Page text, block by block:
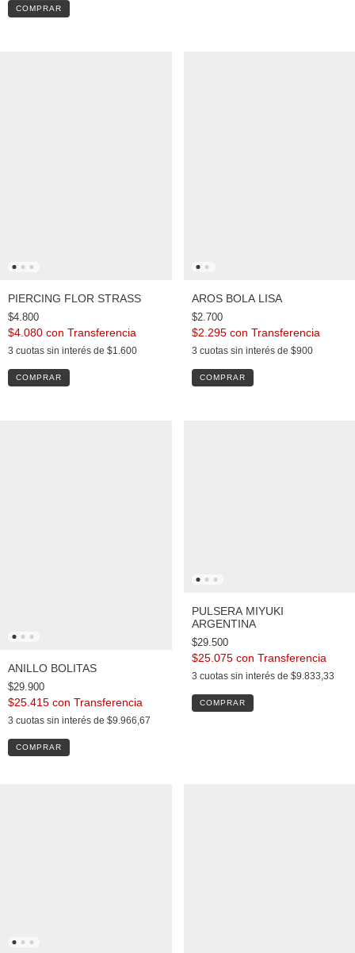
PIERCING FLOR STRASS
$4.800
$4.080 con
3 cuotas sin interés de $1.600
AROS BOLA LISA
$2.700
$2.295 con
3 cuotas sin interés de $900
ANILLO BOLITAS
$29.900
$25.415 con
3 cuotas sin interés de $9.966,67
COMPRAR
PULSERA MIYUKI
ARGENTINA
$29.500
$25.075 con
3 cuotas sin interés de $9.833,33